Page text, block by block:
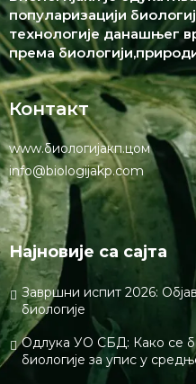
популаризацији
технологије данашњег
према
Контакт
www.биологијакп.цом
info@biologijakp.com
Најновије са сајта
Завршни испит 2026:
биологије
Одлука УО СБД: Како се
биологије за упис у